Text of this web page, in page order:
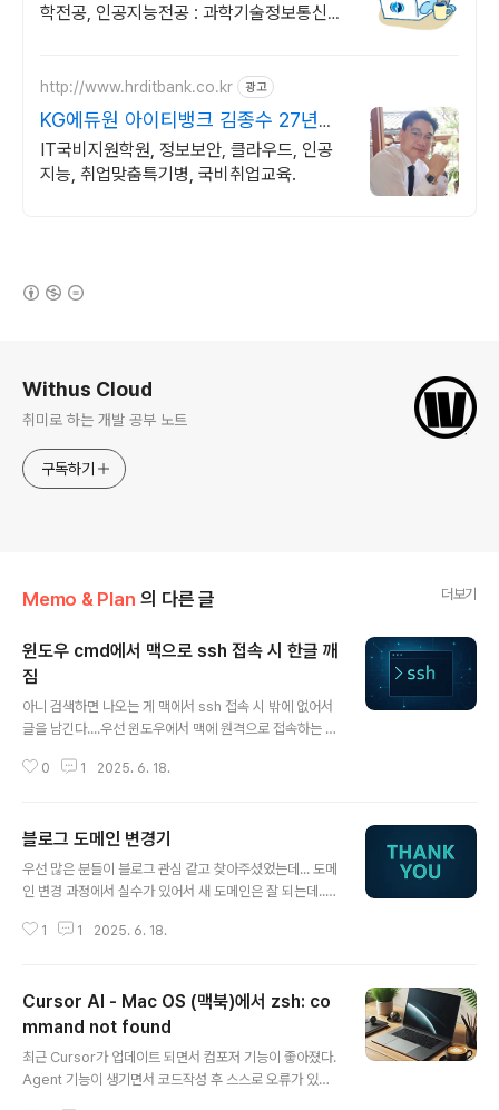
학전공, 인공지능전공 : 과학기술정보통신부
http://www.hrditbank.co.kr 광고
KG에듀원 아이티뱅크 김종수 27년경
력전문가 IT취업상담
IT국비지원학원, 정보보안, 클라우드, 인공
지능, 취업맞춤특기병, 국비취업교육.
Withus Cloud
취미로 하는 개발 공부 노트
구독하기
Memo & Plan 의 다른 글 더보기
윈도우 cmd에서 맥으로 ssh 접속 시 한글 깨
짐
아니 검색하면 나오는 게 맥에서 ssh 접속 시 밖에 없어서
글을 남긴다....우선 윈도우에서 맥에 원격으로 접속하는 방
가 있었다.ctrl+space를 해도 화면상에서 한/영 전환이
황에서 할만한 방법은 SSH였다. (VNC를 쓰면서 가능한
방법은 MacOS에서 VNC로 Mac에 붙으면 되긴 하더
라...) 어쨌든 임시 개발테스트 서버용도로 맥미니를 돌리고
이 다 깨진다...?? 혹시 몰라 locale을 날려봤다.. ??? 분명
0 1 2025. 6. 18.
블로그 도메인 변경기
우선 많은 분들이 블로그 관심 같고 찾아주셨었는데... 도메
인 변경 과정에서 실수가 있어서 새 도메인은 잘 되는데...
다.. 구글 서치에서 잡히는 도메인은 여전히 기존 도메인이
는 것 같다.. 결국 복구...기다려주셔서 감사합니다. ㅠㅠ 뭐
원래 취지가 혼자 공부한거 다시 보려고 만든거긴 한데..그
래도 찾아와 주시니까 ㅎㅎㅎㅎㅎ :)
1 1 2025. 6. 18.
Cursor AI - Mac OS (맥북)에서 zsh: co
mmand not found
최근 Cursor가 업데이트 되면서 컴포저 기능이 좋아졌다.
Agent 기능이 생기면서 코드작성 후 스스로 오류가 있는